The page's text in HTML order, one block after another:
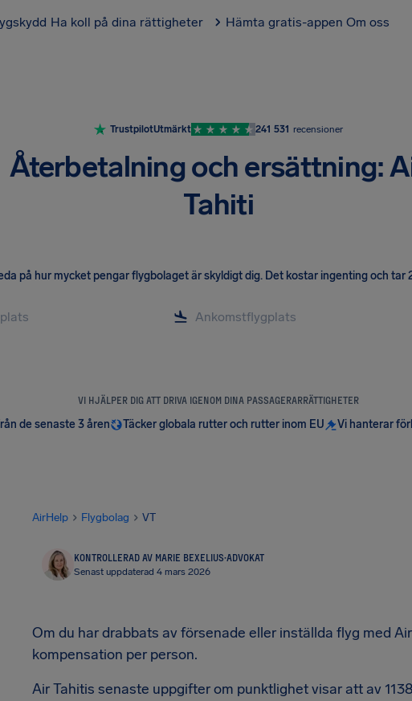
Ha koll på dina rättigheter Hämta gratis-appen Om oss
TrustpilotUtmärkt 241 531 recensioner
Återbetalning och ersättning:
Tahiti
på hur mycket pengar flygbolaget är skyldigt dig. Det kostar ingenting och tar
VI HJÄLPER DIG ATT DRIVA IGENOM DINA PASSAGERARRÄTTIGHETER
de senaste 3 åren Täcker globala rutter och rutter inom EU Vi hanterar
AirHelp Flygbolag VT
KONTROLLERAD AV MARIE BEXELIUS·ADVOKAT
Senast uppdaterad 4 mars 2026
Om du har drabbats av försenade eller inställda flyg med
kompensation per person.
Air Tahitis senaste uppgifter om punktlighet visar att av